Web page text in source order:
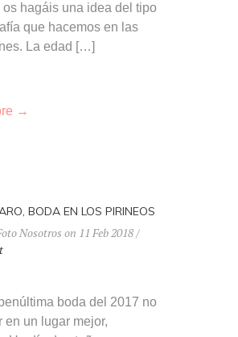
os hagáis una idea del tipo
que hacemos en las
La edad […]
→
BODA EN LOS PIRINEOS
Nosotros on 11 Feb 2018 /
boda del 2017 no
en un lugar mejor,